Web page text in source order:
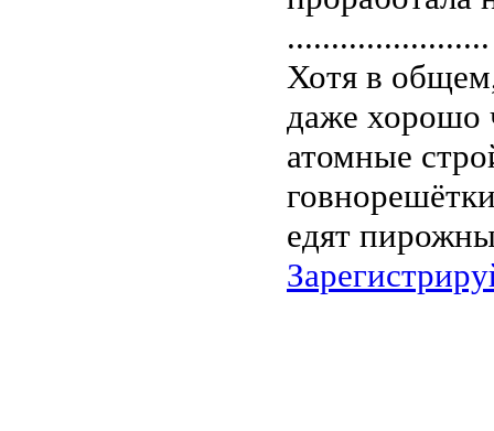
.......................
Хотя в
даже хорошо
атомные
едят